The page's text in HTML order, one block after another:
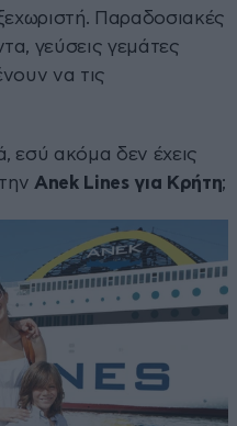
Παραδοσιακές
γεύσεις γεμάτες
να τις
εσύ ακόμα δεν έχεις
Anek Lines για Κρήτη;